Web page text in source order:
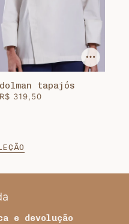
dolman tapajós
R$ 319,50
e devolução